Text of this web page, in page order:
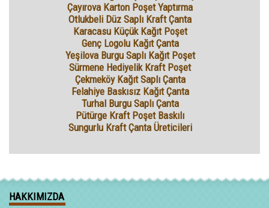
Çayırova Karton Poşet Yaptırma
Otlukbeli Düz Saplı Kraft Çanta
Karacasu Küçük Kağıt Poşet
Genç Logolu Kağıt Çanta
Yeşilova Burgu Saplı Kağıt Poşet
Sürmene Hediyelik Kraft Poşet
Çekmeköy Kağıt Saplı Çanta
Felahiye Baskısız Kağıt Çanta
Turhal Burgu Saplı Çanta
Pütürge Kraft Poşet Baskılı
Sungurlu Kraft Çanta Üreticileri
HAKKIMIZDA